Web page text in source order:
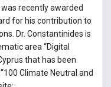
recently awarded
for his contribution to
Dr. Constantinides is
area “Digital
that has been
Climate Neutral and